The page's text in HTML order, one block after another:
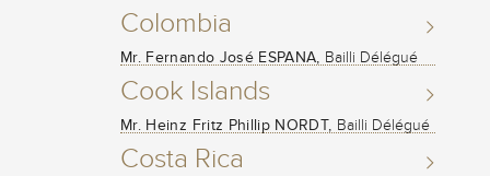
Colombia
Mr. Fernando José ESPANA, Bailli Délégué
Cook Islands
Mr. Heinz Fritz Phillip NORDT, Bailli Délégué
Costa Rica